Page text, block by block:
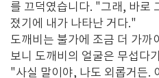
를 끄덕였습니다. "그래, 바로
졌기에 내가 나타난 거다."
도깨비는 불가에 조금 더 가까
보니 도깨비의 얼굴은 무섭다
"사실 말이야, 나도 외롭거든.